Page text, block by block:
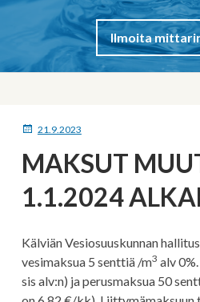
Ilmoita
JULKAISTU
21.9.2023
MAKSUT
1.1.2024
Kälviän Vesiosuuskunnan
vesimaksua 5 senttiä /m3 alv
sis alv:n) ja perusmaksua 50